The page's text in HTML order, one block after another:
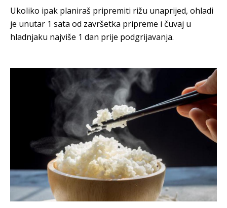
Ukoliko ipak planiraš pripremiti rižu unaprijed, ohladi
je unutar 1 sata od završetka pripreme i čuvaj u
hladnjaku najviše 1 dan prije podgrijavanja.